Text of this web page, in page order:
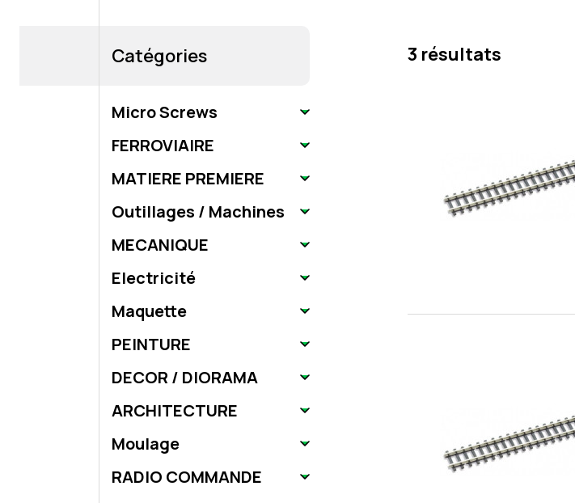
Catégories
Micro Screws
FERROVIAIRE
MATIERE PREMIERE
Outillages / Machines
MECANIQUE
Electricité
Maquette
PEINTURE
DECOR / DIORAMA
ARCHITECTURE
Moulage
RADIO COMMANDE
3 résultats